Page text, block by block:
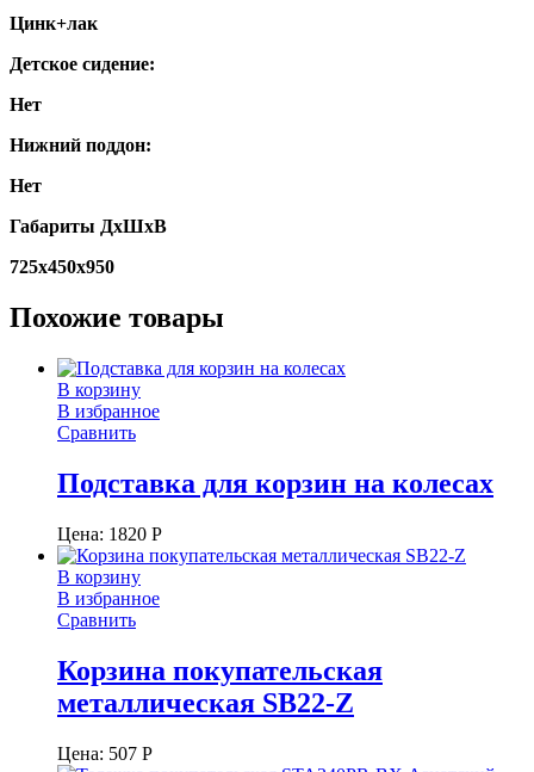
Цинк+лак
Детское сидение:
Нет
Нижний поддон:
Нет
Габариты ДхШхВ
725х450х950
Похожие товары
В корзину
В избранное
Сравнить
Подставка для корзин на колесах
Цена: 1820 Р
В корзину
В избранное
Сравнить
Корзина покупательская
металлическая SB22-Z
Цена: 507 Р